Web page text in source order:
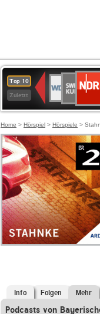
Top 10
Zuletzt
SWR3
WDR
4
BR-
Kultur
2
Kultur
2
Home > Hörspiel > Hörspiele >
Info Folgen Mehr
Podcasts von